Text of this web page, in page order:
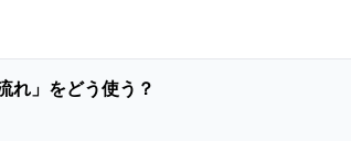
れ」をどう使う？